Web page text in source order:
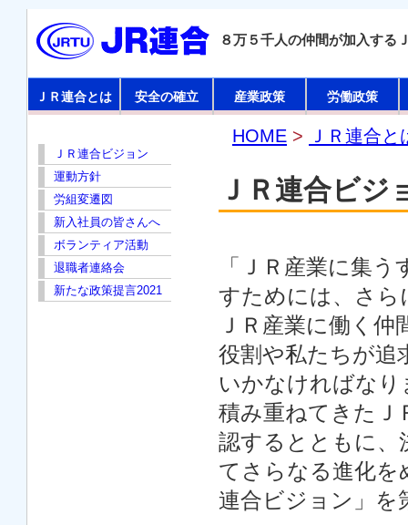
８万５千人の仲間が加入する
ＪＲ連合とは 安全の確立 産業政策 労働政策
ＪＲ連合ビジョン
運動方針
労組変遷図
新入社員の皆さんへ
ボランティア活動
退職者連絡会
新たな政策提言2021
HOME > ＪＲ連合と
ＪＲ連合ビジ
「ＪＲ産業に集
すためには、さら
ＪＲ産業に働く
役割や私たちが追
いかなければな
積み重ねてきたＪ
認するとともに、
てさらなる進化を
連合ビジョン」を